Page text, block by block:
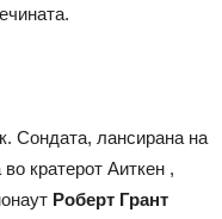
Сондата, лансирана на
кратерот Аиткен ,
Роберт Грант